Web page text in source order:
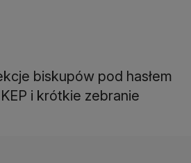
biskupów pod hasłem
i krótkie zebranie